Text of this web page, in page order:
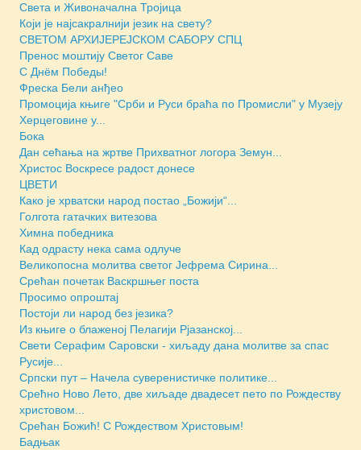
Света и Живоначална Тројица
Који је најсакралнији језик на свету?
СВЕТОМ АРХИЈЕРЕЈСКОМ САБОРУ СПЦ
Пренос моштију Светог Саве
С Днём Победы!
Фреска Бели анђео
Промоција књиге "Срби и Руси браћа по Промисли" у Музеју
Херцеговине у...
Бока
Дан сећања на жртве Прихватног логора Земун...
Христос Воскресе радост донесе
ЦВЕТИ
Како је хрватски народ постао „Божији“...
Голгота гатачких витезова
Химна победника
Кад одрасту нека сама одлуче
Великопосна молитва светог Јефрема Сирина...
Срећан почетак Васкршњег поста
Просимо опроштај
Постоји ли народ без језика?
Из књиге о блаженој Пелагији Рјазанској...
Свети Серафим Саровски - хиљаду дана молитве за спас
Русије...
Српски пут – Начела суверенистичке политике...
Срећно Ново Лето, две хиљаде двадесет пето по Рождеству
христовом...
Срећан Божић! С Рождеством Христовым!
Бадњак